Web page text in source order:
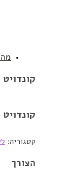
קונדויט Conduit
קונדויט Conduit
קטגוריה:
הצורך